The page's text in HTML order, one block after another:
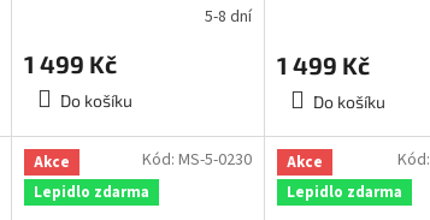
5-8 dní
1 499 Kč
Do košíku
1 499 Kč
Do košíku
Akce
Lepidlo zdarma
Kód:MS-5-0230
Akce
Lepidlo zdarma
Kód: